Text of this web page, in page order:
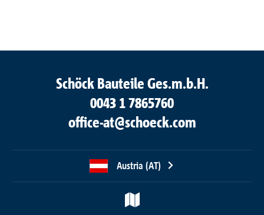
Schöck Bauteile Ges.m.b.H.
0043 1 7865760
office-at@schoeck.com
Austria (AT)